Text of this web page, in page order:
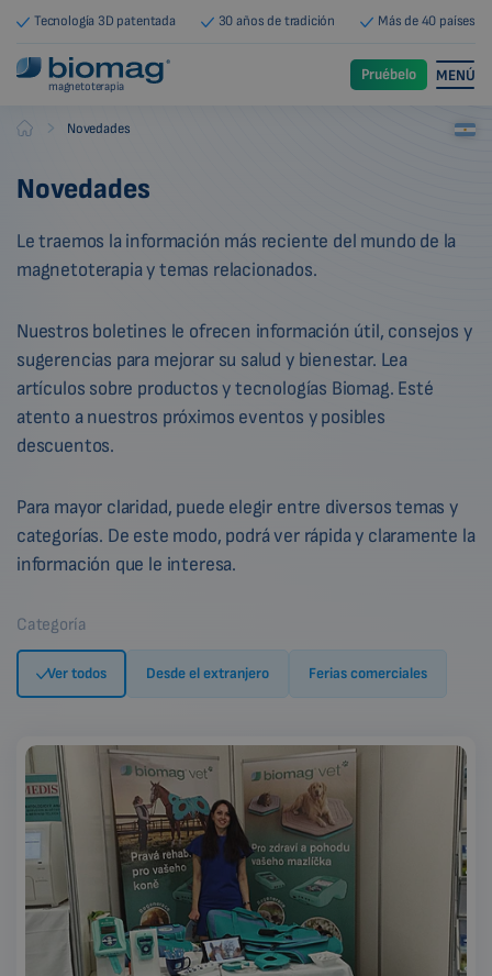
Tecnología 3D patentada 30 años de tradición Más de 40 países
magnetoterapia
Pruébelo MENÚ
Biomag Novedades
Novedades
Le traemos la información más reciente del mundo de la
magnetoterapia y temas relacionados.
Nuestros boletines le ofrecen información útil, consejos y
sugerencias para mejorar su salud y bienestar. Lea
artículos sobre productos y tecnologías Biomag. Esté
atento a nuestros próximos eventos y posibles
descuentos.
Para mayor claridad, puede elegir entre diversos temas y
categorías. De este modo, podrá ver rápida y claramente la
información que le interesa.
Categoría
Ver todos Desde el extranjero Ferias comerciales